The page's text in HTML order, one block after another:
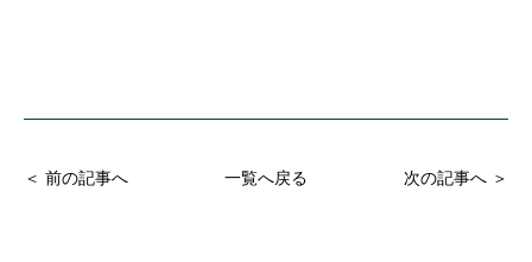
＜ 前の記事へ 一覧へ戻る 次の記事へ ＞